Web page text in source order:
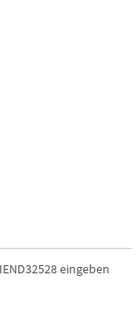
eingeben